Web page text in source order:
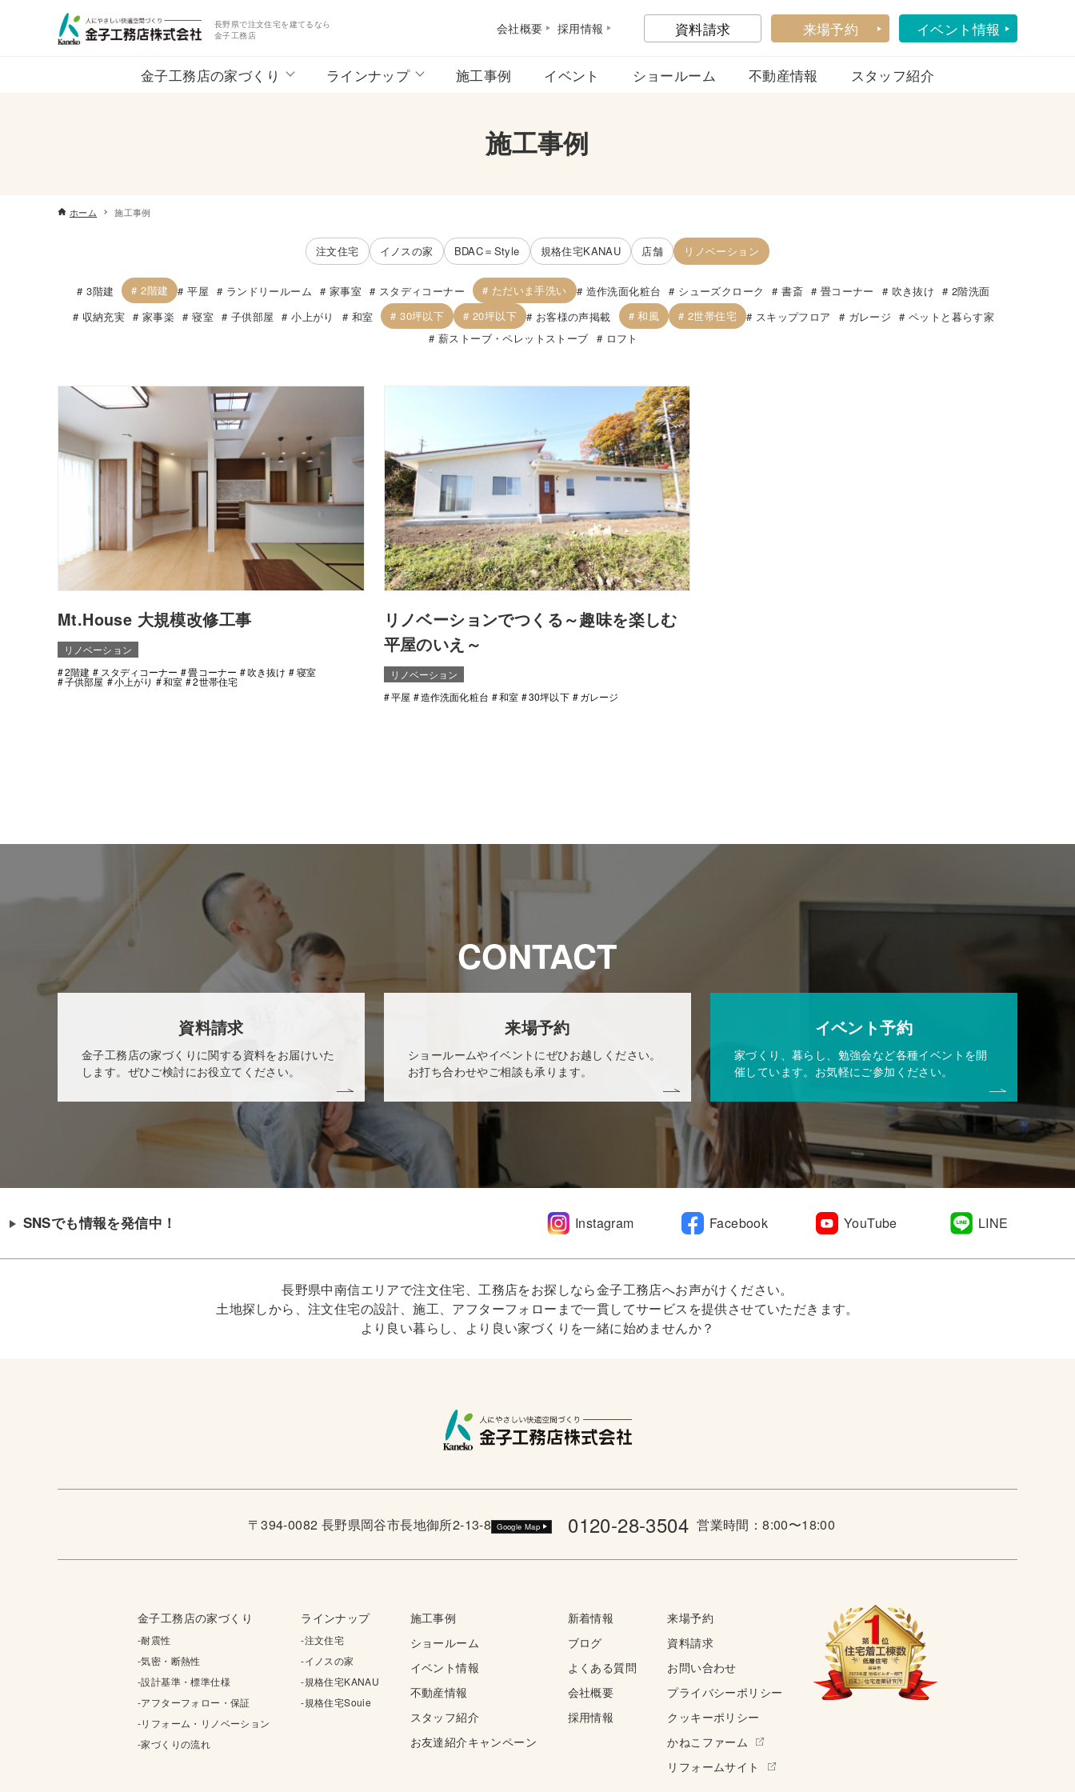
長野県で注文住宅を建てるなら
金子工務店
会社概要 採用情報 資料請求 来場予約 イベント情報
金子工務店の家づくり ラインナップ 施工事例 イベント ショールーム 不動産情報 スタッフ紹介
施工事例
ホーム 施工事例
注文住宅 イノスの家 BDAC＝Style 規格住宅KANAU 店舗 リノベーション
3階建 2階建 平屋 ランドリールーム 家事室 スタディコーナー ただいま手洗い 造作洗面化粧台 シューズクローク 書斎 畳コーナー 吹き抜け
2階洗面
収納充実
家事楽 寝室 子供部屋 小上がり 和室 30坪以下 20坪以下 お客様の声掲載 和風 2世帯住宅 スキップフロア ガレージ
ペットと暮らす家
薪ストーブ・ペレットストーブ
ロフト
Mt.House 大規模改修工事
リノベーション
2階建
スタディコーナー 畳コーナー 吹き抜け 寝室
子供部屋 小上がり 和室 2世帯住宅
リノベーションでつくる～趣味を楽しむ
平屋のいえ～
リノベーション
平屋
造作洗面化粧台 和室 30坪以下 ガレージ
CONTACT
資料請求
金子工務店の家づくりに関する資料をお届けいた
します。ぜひご検討にお役立てください。
来場予約
ショールームやイベントにぜひお越しください。
お打ち合わせやご相談も承ります。
イベント予約
家づくり、暮らし、勉強会など各種イベントを開
催しています。お気軽にご参加ください。
SNSでも情報を発信中！ Instagram Facebook YouTube LINE
長野県中南信エリアで注文住宅、工務店をお探しなら金子工務店へお声がけください。
土地探しから、注文住宅の設計、施工、アフターフォローまで一貫してサービスを提供させていただきます。
より良い暮らし、より良い家づくりを一緒に始めませんか？
〒394-0082 長野県岡谷市長地御所2-13-8 Google Map 0120-28-3504 営業時間：8:00〜18:00
金子工務店の家づくり
-耐震性
-気密・断熱性
-設計基準・標準仕様
-アフターフォロー・保証
-リフォーム・リノベーション
-家づくりの流れ
ラインナップ
-注文住宅
-イノスの家
-規格住宅KANAU
-規格住宅Souie
施工事例
ショールーム
イベント情報
不動産情報
スタッフ紹介
お友達紹介キャンペーン
新着情報
ブログ
よくある質問
会社概要
採用情報
来場予約
資料請求
お問い合わせ
プライバシーポリシー
クッキーポリシー
かねこファーム
リフォームサイト